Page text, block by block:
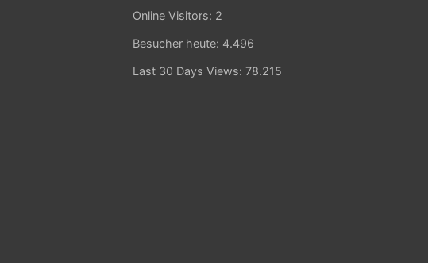
Online Visitors: 2
Besucher heute: 4.496
Last 30 Days Views: 78.215